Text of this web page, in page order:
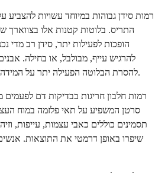
רמות סידן גבוהות במיוחד עשויות להצביע
התריס. בלוטות קטנות אלו בצווארך
הופכות לפעילות יתר, סידן רב מדי
להרגיש עייף, מבולבל, או בחילה.
להסרת הבלוטה הפעילה יתר על המידה לרוב מרפא את הבעיה לחלוטין.
רמות חלבון חריגות בבדיקות דם לפעמים
סרטן המשפיע על תאי פלזמה במוח
תסמינים כוללים כאבי עצמות, עייפות,
שיפרו באופן דרמטי את התוצאות.